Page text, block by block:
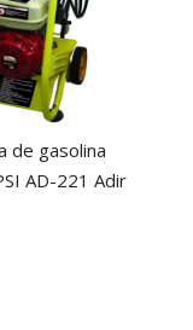
de gasolina
AD-221 Adir